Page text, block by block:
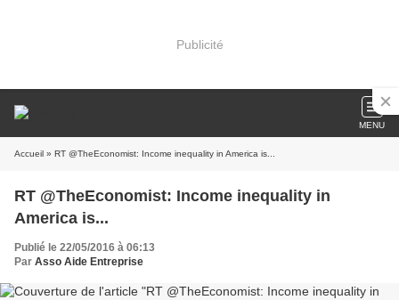
Publicité
MENU
Accueil » RT @TheEconomist: Income inequality in America is...
RT @TheEconomist: Income inequality in
America is...
Publié le 22/05/2016 à 06:13
Par Asso Aide Entreprise